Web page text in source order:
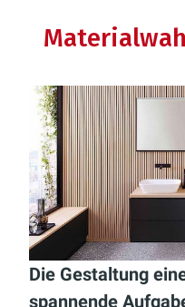
Die Gestaltung
spannende